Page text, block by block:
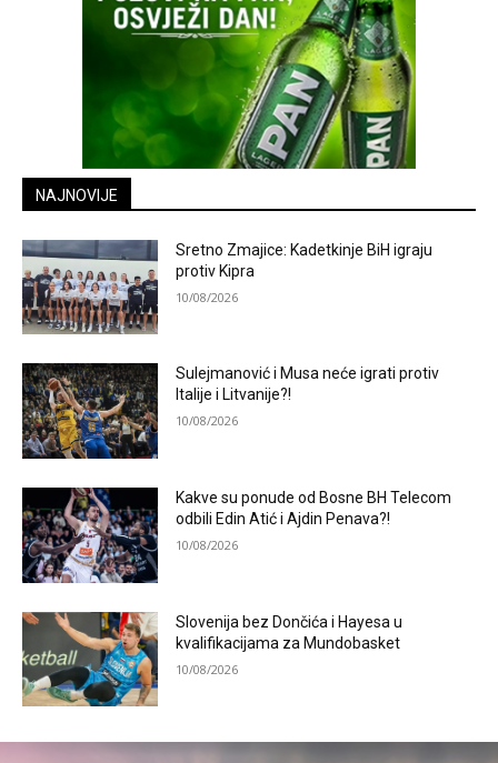
NAJNOVIJE
Sretno Zmajice: Kadetkinje BiH igraju
protiv Kipra
10/08/2026
Sulejmanović i Musa neće igrati protiv
Italije i Litvanije?!
10/08/2026
Kakve su ponude od Bosne BH Telecom
odbili Edin Atić i Ajdin Penava?!
10/08/2026
Slovenija bez Dončića i Hayesa u
kvalifikacijama za Mundobasket
10/08/2026